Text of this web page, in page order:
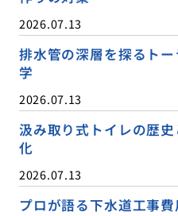
2026.07.13
排水管の深層を探るト
学
2026.07.13
汲み取り式トイレの歴
化
2026.07.13
プロが語る下水道工事